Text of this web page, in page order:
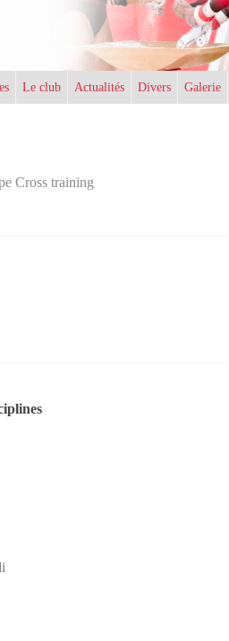
Le club Actualités Divers Galerie
Cross training